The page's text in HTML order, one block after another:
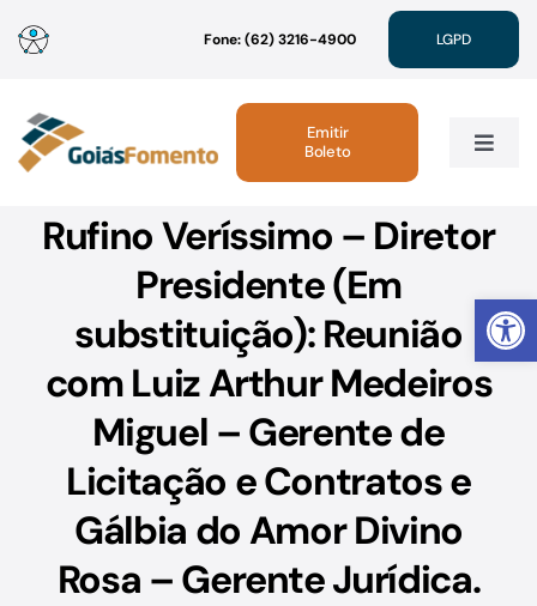
Abrir
para
conteúdo
Fone: (62) 3216-4900 LGPD
Toggle
Institucional
Atendimento
Sustentabilidade
Acesso à Informação
Emitir
Boleto
Rufino Veríssimo – Diretor
Presidente (Em
substituição): Reunião
com Luiz Arthur Medeiros
Miguel – Gerente de
Licitação e Contratos e
Gálbia do Amor Divino
Rosa – Gerente Jurídica.